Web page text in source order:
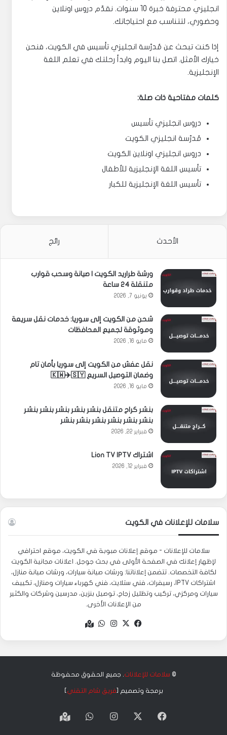
انجليزي محترفة خبرة 10 سنوات. نقدّم دروس اونلاين
وحضوري، لتتناسب مع احتياجاتك.
إذا كنت تبحث عن مُدرّسة انجليزي تأسيس في الكويت، فنحن
خيارك الأمثل. اتصل بنا اليوم وابدأ رحلتك في تعلم اللغة
الإنجليزية.
كلمات مفتاحية ذات صلة:
دروس انجليزي تأسيس
مُدرّسة انجليزي الكويت
دروس انجليزي اونلاين الكويت
تأسيس اللغة الإنجليزية للأطفال
تأسيس اللغة الإنجليزية للكبار
الأحدث رائج
ورشة طراريد الكويت | صيانة وسحب قوارب
متنقلة 24 ساعة
يونيو 7, 2026
شحن من الكويت إلى سوريا: خدمات نقل سريعة
وموثوقة لجميع المحافظات
مايو 16, 2026
نقل عفش من الكويت إلى سوريا بأمان تام
وضمان التوصيل السريع 🇰🇼✈️🇸🇾
مايو 16, 2026
بنشر كراج متنقل بنشر بنشر بنشر بنشر بنشر
بنشر بنشر بنشر بنشر بنشر بنشر
فبراير 22, 2026
اشتراك Lion TV IPTV
فبراير 12, 2026
سلامات للإعلانات في الكويت
سلامات للإعلانات - موقع إعلانات مبوبة في الكويت، موقع احترافي
لإظهار إعلانك في الصفحة الأولى في بحث جوجل. اعلانات مجانية الكويت
لكافة التخصصات. تتضمن إعلاناتنا: ورشات صيانة سيارات، ورشات صيانة منازل،
اشتراكات IPTV، رسيفرات، فني ستلايت، فني كهرباء سيارات ومنازل، تكييف
سيارات ومركزي، تركيب وتظليل زجاج، توصيل بنزين، مدرسين وشركات والكثير
من الإعلانات الأخرى.
فيسبوك
‫X انستقرام
واتساب
© سلامات للإعلانات. جميع الحقوق محفوظة
برمجة وتصميم [فريق شام التقني]
فيسبوك انستقرامواتسابGoogle